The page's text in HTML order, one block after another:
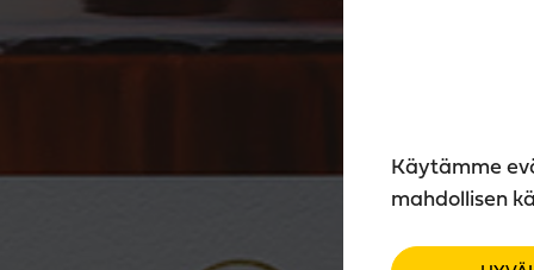
Käytämme
mahdollisen